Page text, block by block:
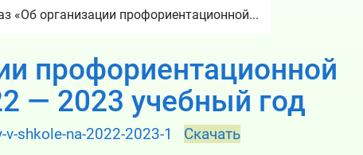
«Об организации профориентационной...
профориентационной
— 2023 учебный год
shkole-na-2022-2023-1 Скачать